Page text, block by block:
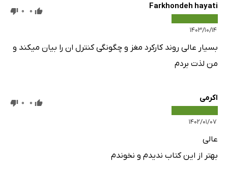
Farkhondeh hayati
۱۴۰۳/۱۰/۱۴
0
0
بسیار عالی روند کارکرد مغز و چگونگی کنترل ان را بیان میکند و
من لذت بردم
اکرمی
۱۴۰۲/۰۱/۰۷
0
0
عالی
بهتر از این کتاب ندیدم و نخوندم